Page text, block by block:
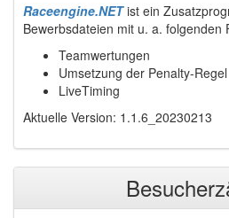
Raceengine.NETist ein
Bewerbsdateien mit u. a. folgenden
Teamwertungen
Umsetzung der Penalty-Regel
LiveTiming
Aktuelle Version: 1.1.6_20230213